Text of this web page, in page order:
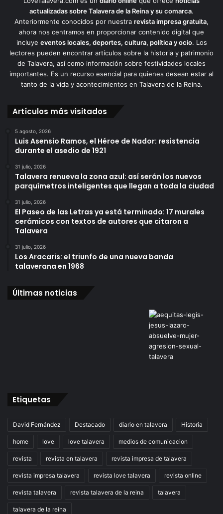
actualizadas sobre Talavera de la Reina y su comarca.
Anteriormente conocidos por nuestra revista impresa gratuita,
ahora nos centramos en proporcionar contenido digital que
incluye eventos locales, deportes, cultura, política y ocio. Los
lectores pueden encontrar artículos sobre la historia y patrimonio
de Talavera, así como información sobre festividades locales
importantes. Es un recurso esencial para quienes desean estar al
tanto de la vida y acontecimientos en Talavera de la Reina.
Artículos más visitados
5 agosto, 2026
Luis Asensio Ramos, el Héroe de Nador: resistencia
durante el asedio de 1921
31 julio, 2026
Talavera renueva la zona azul: así serán los nuevos
parquímetros inteligentes que llegan a toda la ciudad
31 julio, 2026
El Paseo de las Letras ya está terminado: 17 murales
cerámicos con textos de autores que citaron a
Talavera
31 julio, 2026
Los Aracaris: el triunfo de una nueva banda
talaverana en 1968
Últimas noticias
Etiquetas
David Fernández Destacado diario en talavera Historia
home love love talavera medios de comunicacion
revista revista en talavera revista impresa de talavera
revista impresa talavera revista love talavera revista online
revista talavera revista talavera de la reina talavera
talavera de la reina